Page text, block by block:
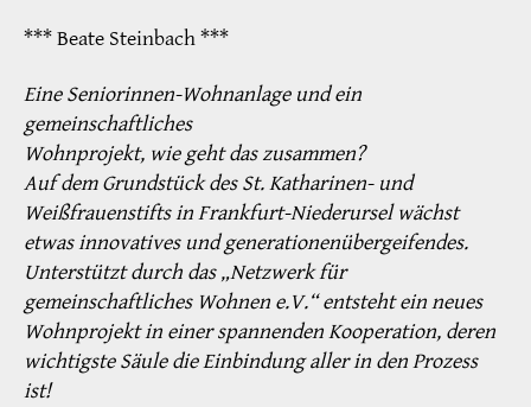
*** Beate Steinbach ***
Eine Seniorinnen-Wohnanlage und ein
gemeinschaftliches
Wohnprojekt, wie geht das zusammen?
Auf dem Grundstück des St. Katharinen- und
Weißfrauenstifts in Frankfurt-Niederurselwächst
etwas innovatives und generationenübergeifendes.
Unterstützt durch das „Netzwerk für
gemeinschaftliches Wohnen e.V.“ entsteht ein neues
Wohnprojekt in einer spannenden Kooperation, deren
wichtigste Säule die Einbindung aller in den Prozess
ist!